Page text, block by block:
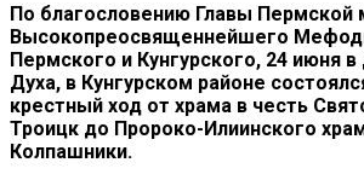
По благословению Главы Пермской
Высокопреосвященнейшего
Пермского и Кунгурского, 24 июня
Духа, в Кунгурском районе
крестный ход от храма в честь
Троицк до Пророко-Илиинского
Колпашники.